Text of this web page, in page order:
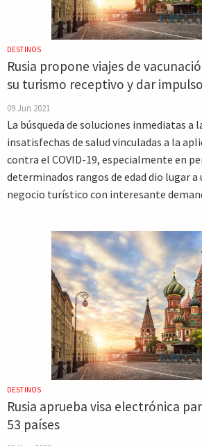
DESTINOS
Rusia propone viajes de
su turismo receptivo y dar
09 Jun 2021
La búsqueda de soluciones inmediatas a
insatisfechas de salud vinculadas a la
contra el COVID-19, especialmente en
determinados rangos de edad dio lugar a
negocio turístico con interesante
DESTINOS
Rusia aprueba visa electrónica
53 países